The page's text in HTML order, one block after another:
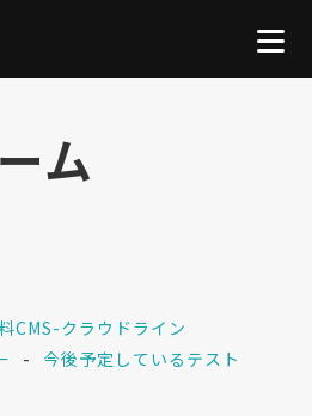
ム
CMS-クラウドライン
今後予定しているテスト